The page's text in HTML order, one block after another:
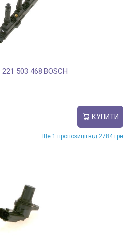
503 468 BOSCH
КУПИТИ
Ще 1 пропозиції від 2784 грн